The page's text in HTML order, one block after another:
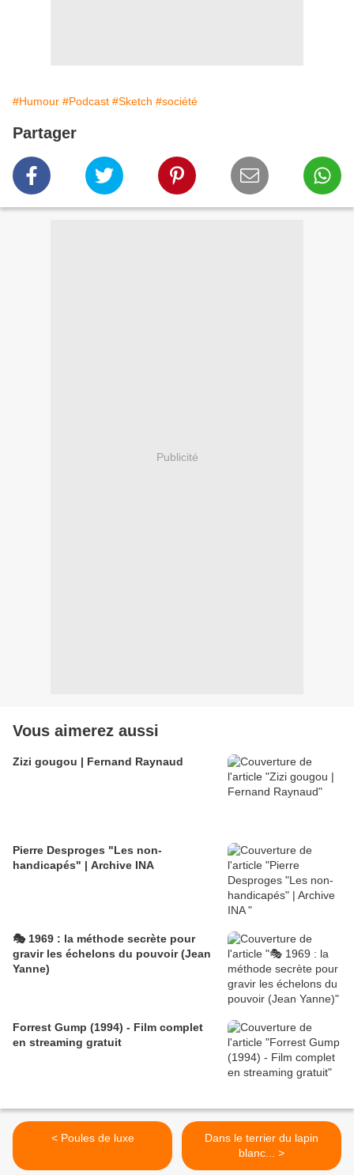
#Humour #Podcast #Sketch #société
Partager
Publicité
Vous aimerez aussi
Zizi gougou | Fernand Raynaud
Pierre Desproges "Les non-
handicapés" | Archive INA
🎭 1969 : la méthode secrète pour
gravir les échelons du pouvoir (Jean
Yanne)
Forrest Gump (1994) - Film complet
en streaming gratuit
< Poules de luxe
Dans le terrier du lapin
blanc... >